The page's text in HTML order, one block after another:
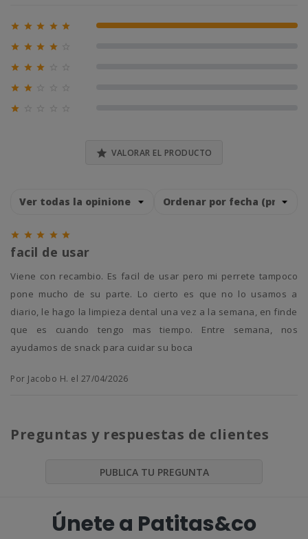
     100% (1)
   
  
 

 VALORAR EL PRODUCTO
    
facil de usar
Viene con recambio. Es facil de usar pero mi perrete tampoco
pone mucho de su parte. Lo cierto es que no lo usamos a
diario, le hago la limpieza dental una vez a la semana, en finde
que es cuando tengo mas tiempo. Entre semana, nos
ayudamos de snack para cuidar su boca
Por Jacobo H. el 27/04/2026
Preguntas y respuestas de clientes
PUBLICA TU PREGUNTA
Únete a Patitas&co